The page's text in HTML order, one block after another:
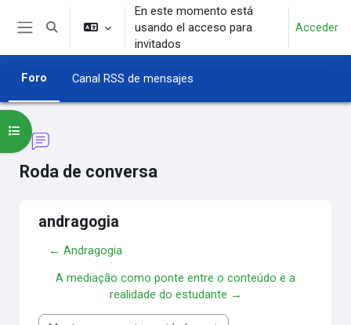
Salta al contenido principal
Selector de búsqueda de entrada
En este momento está
usando el acceso para
invitados
Acceder
Foro Canal RSS de mensajes
Roda de conversa
Abrir índice del curso
andragogia
← Andragogia
A mediação como ponte entre o conteúdo e a
realidade do estudante →